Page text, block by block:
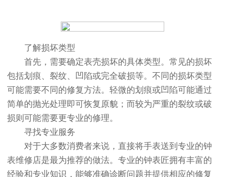
了解损坏类型
首先，需要确定表壳损坏的具体类型。常见的损坏
包括划痕、裂纹、凹陷或完全破损等。不同的损坏类型
可能需要不同的修复方法。轻微的划痕或凹陷可能通过
简单的抛光处理即可恢复原貌；而较为严重的裂纹或破
损则可能需要更专业的修理。
寻找专业服务
对于大多数消费者来说，直接将手表送到专业的钟
表维修店是最为推荐的做法。专业的钟表匠拥有丰富的
经验和专业知识，能够准确诊断问题并提供相应的修复